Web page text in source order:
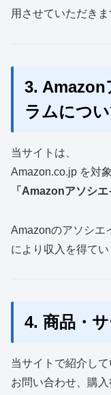
用させていただきま
3. Amazon
ラムにつ
当サイトは、
Amazon.co.jp を対
「Amazonアソシエ
Amazonのアソシエ
により収入を得てい
4. 商品・
当サイトで紹介し
お問い合わせ、購